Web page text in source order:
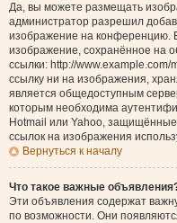
Да, вы можете размещать
администратор разрешил
изображение на конференцию.
изображение, сохранённое на
ссылки: http://
ссылку ни на изображения,
является общедоступным
которым необходима
Hotmail или Yahoo,
ссылок на изображения
Вернуться к началу
Что такое важные
Эти объявления содержат
по возможности. Они